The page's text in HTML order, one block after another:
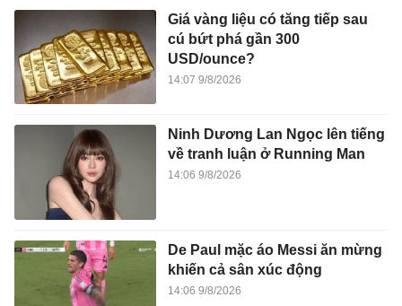
Giá vàng liệu có tăng tiếp sau
cú bứt phá gần 300
USD/ounce?
14:07 9/8/2026
Ninh Dương Lan Ngọc lên tiếng
về tranh luận ở Running Man
14:06 9/8/2026
De Paul mặc áo Messi ăn mừng
khiến cả sân xúc động
14:06 9/8/2026